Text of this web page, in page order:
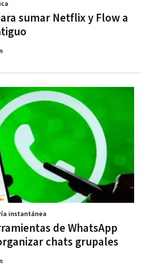
sumar Netflix y Flow a
de WhatsApp
chats grupales
instantánea